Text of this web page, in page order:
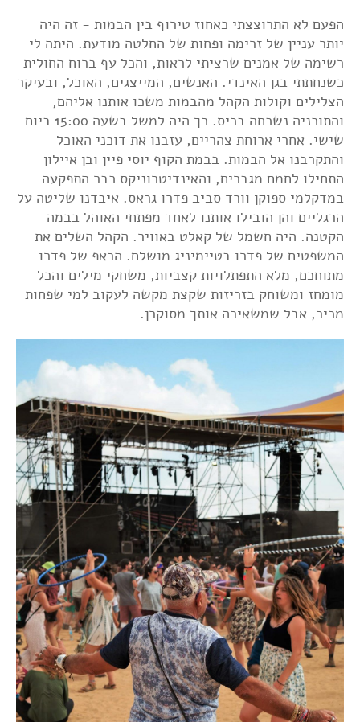
הפעם לא התרוצצתי כאחוז טירוף בין הבמות - זה היה
יותר עניין של זרימה ופחות של החלטה מודעת. היתה לי
רשימה של אמנים שרציתי לראות, והכל עף ברוח החולית
כשנחתתי בגן האינדי. האנשים, המייצגים, האוכל, ובעיקר
הצלילים וקולות הקהל מהבמות משכו אותנו אליהם,
והתוכניה נשכחה בכיס. כך היה למשל בשעה 15:00 ביום
שישי. אחרי ארוחת צהריים, עזבנו את דוכני האוכל
והתקרבנו אל הבמות. בבמת הקוף יוסי פיין ובן איילון
התחילו לחמם מגברים, והאינדיטרוניקס כבר התפקעה
במדקלמי ספוקן וורד סביב פדרו גראס. איבדנו שליטה על
הרגליים והן הובילו אותנו לאחד מפתחי האוהל בבמה
הקטנה. היה חשמל של קאלט באוויר. הקהל השלים את
המשפטים של פדרו בטיימיניג מושלם. הראפ של פדרו
מתוחכם, מלא התפתלויות קצביות, משחקי מילים והכל
מומחז ומשוחק בזריזות שקצת מקשה לעקוב למי שפחות
מכיר, אבל שמשאירה אותך מסוקרן.